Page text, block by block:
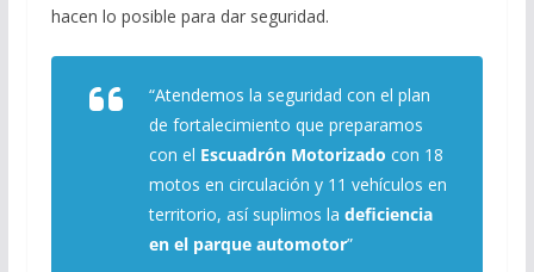
hacen lo posible para dar seguridad.
“Atendemos la seguridad con el plan
de fortalecimiento que preparamos
con el Escuadrón Motorizado con 18
motos en circulación y 11 vehículos en
territorio, así suplimos la deficiencia
en el parque automotor”